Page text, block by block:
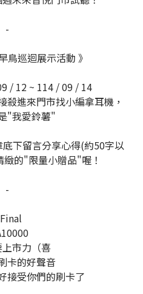
-
鳥巡迴展示活動 》
/ 12 ~ 114 / 09 / 14
殺進來門市找小編拿耳機，
"我愛鈴薯"
下留言分享心得(約50字以
的"限量小贈品"喔！
-
市力（喜
卡的好聲音
接受你們的刷卡了